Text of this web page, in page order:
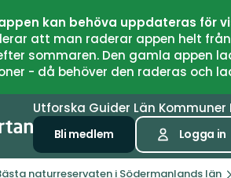
kan behöva uppdateras för
att man raderar appen helt
sommaren. Den gamla
- då behöver den raderas och
Utforska Guider Län Kommuner
Bli medlem Logga in
naturreservaten i Södermanlands län